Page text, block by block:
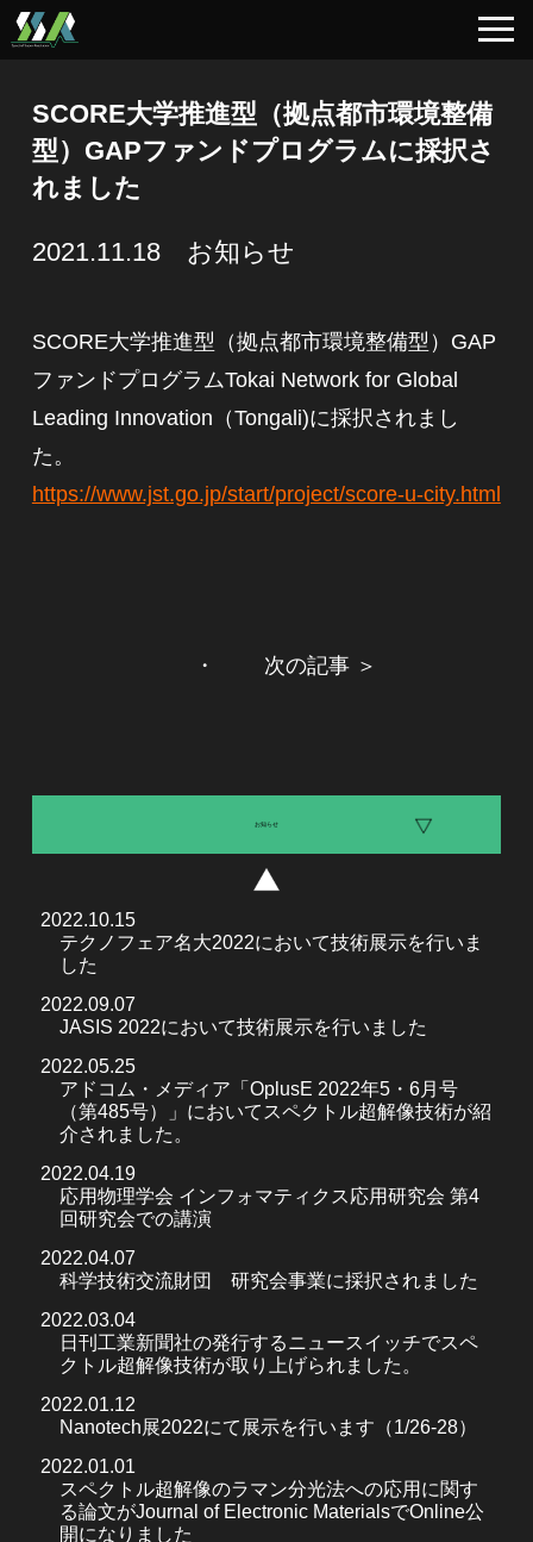
SCORE大学推進型（拠点都市環境整備
型）GAPファンドプログラムに採択さ
れました
2021.11.18 お知らせ
SCORE大学推進型（拠点都市環境整備型）GAP
ファンドプログラムTokai Network for Global
Leading Innovation（Tongali)に採択されまし
た。
https://www.jst.go.jp/start/project/score-u-city.html
・ 次の記事 ＞
お知らせ
2022.10.15
テクノフェア名大2022において技術展示を行いま
した
2022.09.07
JASIS 2022において技術展示を行いました
2022.05.25
アドコム・メディア「OplusE 2022年5・6月号
（第485号）」においてスペクトル超解像技術が紹
介されました。
2022.04.19
応用物理学会 インフォマティクス応用研究会 第4
回研究会での講演
2022.04.07
科学技術交流財団 研究会事業に採択されました
2022.03.04
日刊工業新聞社の発行するニュースイッチでスペ
クトル超解像技術が取り上げられました。
2022.01.12
Nanotech展2022にて展示を行います（1/26-28）
2022.01.01
スペクトル超解像のラマン分光法への応用に関す
る論文がJournal of Electronic MaterialsでOnline公
開になりました